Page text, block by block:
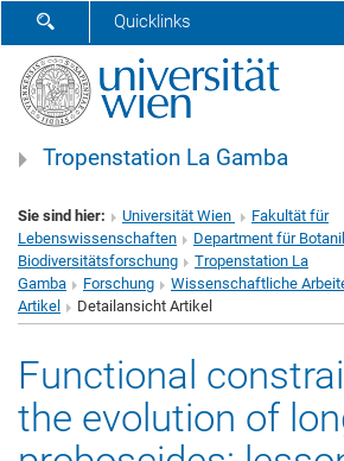
SUCHFORMULAR ÖFFNEN
Quicklinks
Tropenstation La Gamba
Sie sind hier: Universität Wien
Fakultät für
Lebenswissenschaften
Department für
Biodiversitätsforschung
Tropenstation La
Gamba
Forschung Wissenschaftliche
Artikel
Detailansicht Artikel
Functional
the evolution of